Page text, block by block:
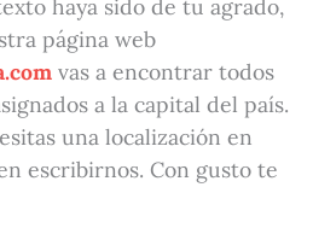
haya sido de tu agrado,
página web
vas a encontrar todos
a la capital del país.
una localización en
escribirnos. Con gusto te